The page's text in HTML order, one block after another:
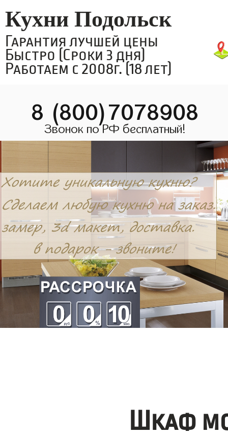
Кухни Подольск
Гарантия лучшей цены
Быстро (Сроки 3 дня)
Работаем с 2008г. (18 лет)
8 (800)7078908
Звонок по РФ бесплатный!
Шкаф